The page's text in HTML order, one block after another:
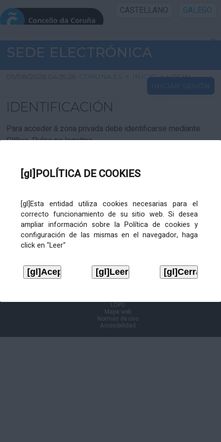
[gl]POLÍTICA DE COOKIES
[gl]Esta entidad utiliza cookies necesarias para el
correcto funcionamiento de su sitio web. Si desea
ampliar información sobre la Política de cookies y
configuración de las mismas en el navegador, haga
click en "Leer"
CASTELLANO GALEGO
INICIO SEDE
INICIO
INFORMACIÓN PÚBLICA
CARTAFOL CIDADÁN
SEDE ELECTRÓNICA
09/08/2026 04:39:26 CORUNA.ES > INICIO > LOGIN
INICIAR SESIÓN
IDENTIFICACIÓN
Para acceder á zona privada debe identificarse mediante
Cl@ve. Pulse no logotipo
LOPD
Mapa web
Normas de uso
Accesibilidad